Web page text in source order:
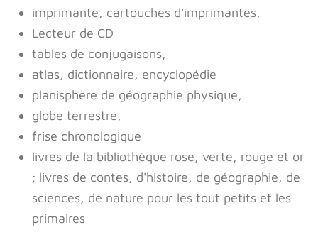
imprimante, cartouches d'imprimantes,
Lecteur de CD
tables de conjugaisons,
atlas, dictionnaire, encyclopédie
planisphère de géographie physique,
globe terrestre,
frise chronologique
livres de la bibliothèque rose, verte, rouge et or
; livres de contes, d'histoire, de géographie, de
sciences, de nature pour les tout petits et les
primaires